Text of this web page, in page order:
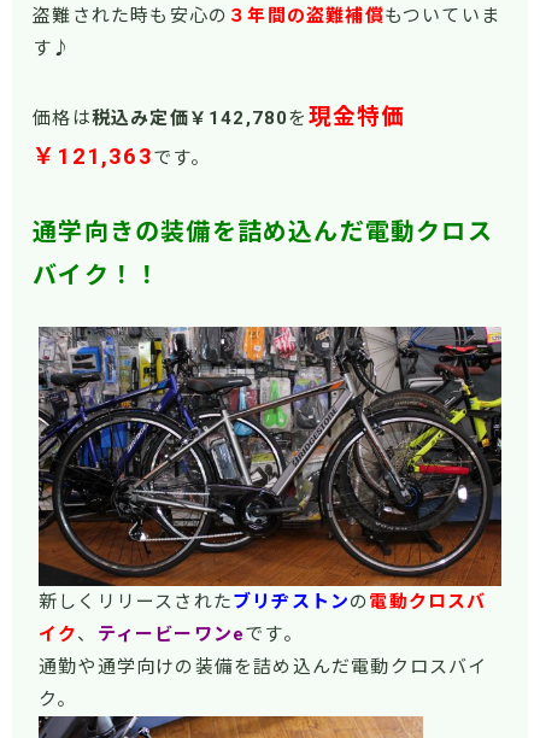
盗難された時も安心の ３年間の盗難補償もついていま
す♪
価格は税込み定価￥142,780を 現金特価
￥121,363です。
通学向きの装備を詰め込んだ電動クロス
バイク！！
新しくリリースされたブリヂストンの 電動クロスバ
イク、 ティービーワンeです。
通勤や通学向けの装備を詰め込んだ電動クロスバイ
ク。